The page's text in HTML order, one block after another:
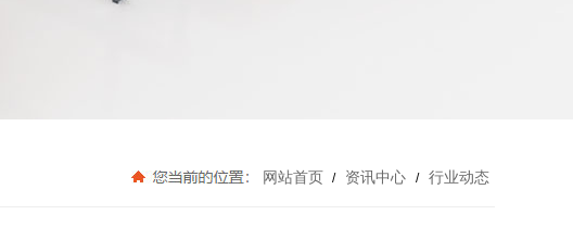
网站首页 / 资讯中心 / 行业动态